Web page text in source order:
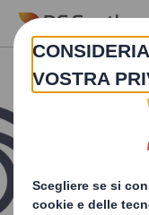
Skip to main content